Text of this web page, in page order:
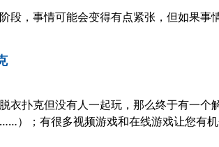
段，事情可能会变得有点紧张，但如果
衣扑克但没有人一起玩，那么终于有一
）；有很多视频游戏和在线游戏让您有机